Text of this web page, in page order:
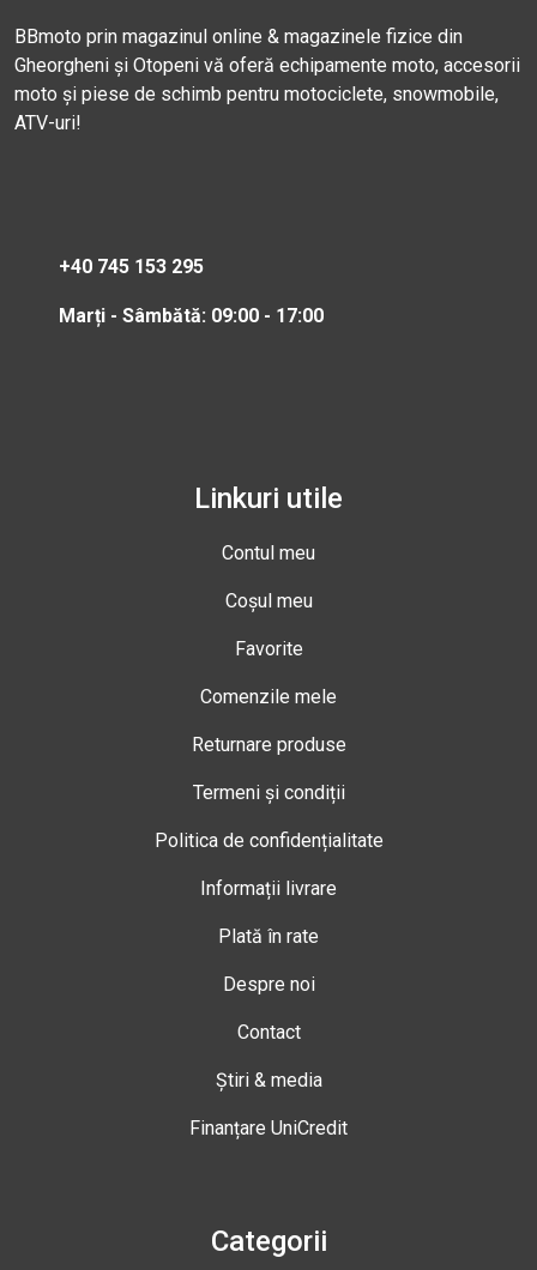
BBmoto prin magazinul online & magazinele fizice din
Gheorgheni și Otopeni vă oferă echipamente moto, accesorii
moto și piese de schimb pentru motociclete, snowmobile,
ATV-uri!
+40 745 153 295
Marți - Sâmbătă: 09:00 - 17:00
Linkuri utile
Contul meu
Coșul meu
Favorite
Comenzile mele
Returnare produse
Termeni și condiții
Politica de confidențialitate
Informații livrare
Plată în rate
Despre noi
Contact
Știri & media
Finanțare UniCredit
Categorii